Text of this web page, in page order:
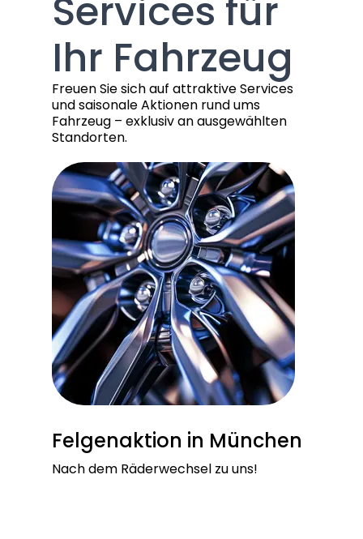
Services für
Ihr Fahrzeug
Freuen Sie sich auf attraktive Services
und saisonale Aktionen rund ums
Fahrzeug – exklusiv an ausgewählten
Standorten.
Felgenaktion in München
Nach dem Räderwechsel zu uns!